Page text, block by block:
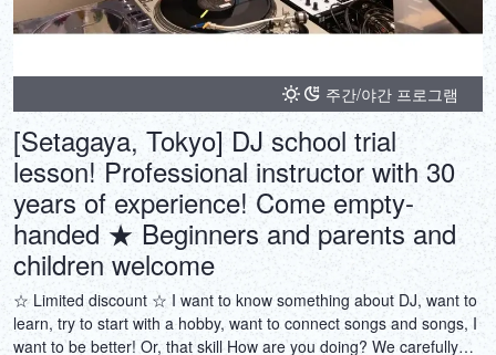
주간/야간 프로그램
[Setagaya, Tokyo] DJ school trial
lesson! Professional instructor with 30
years of experience! Come empty-
handed ★ Beginners and parents and
children welcome
☆ Limited discount ☆ I want to know something about DJ, want to
learn, try to start with a hobby, want to connect songs and songs, I
want to be better! Or, that skill How are you doing? We carefully